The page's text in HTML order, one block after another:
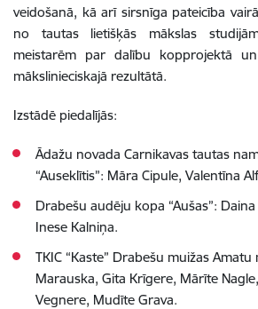
veidošanā, kā arī sirsnīga pateicība
no tautas lietišķās mākslas
meistarēm par dalību kopprojektā
mākslinieciskajā rezultātā.
Izstādē piedalījās:
Ādažu novada Carnikavas tautas
“Auseklītis”: Māra Cipule, Valentīna
Drabešu audēju kopa “Aušas”:
Inese Kalniņa.
TKIC “Kaste” Drabešu muižas Amatu
Marauska, Gita Krīgere, Mārīte
Vegnere, Mudīte Grava.